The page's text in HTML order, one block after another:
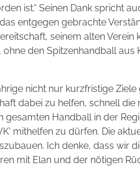
ist.“ Seinen Dank spricht
entgegen gebrachte
seinem alten Verein
den Spitzenhandball
nicht nur kurzfristige Ziele
dabei zu helfen, schnell die
Handball in der
mithelfen zu dürfen. Die
Ich denke, dass wir
mit Elan und der nötigen